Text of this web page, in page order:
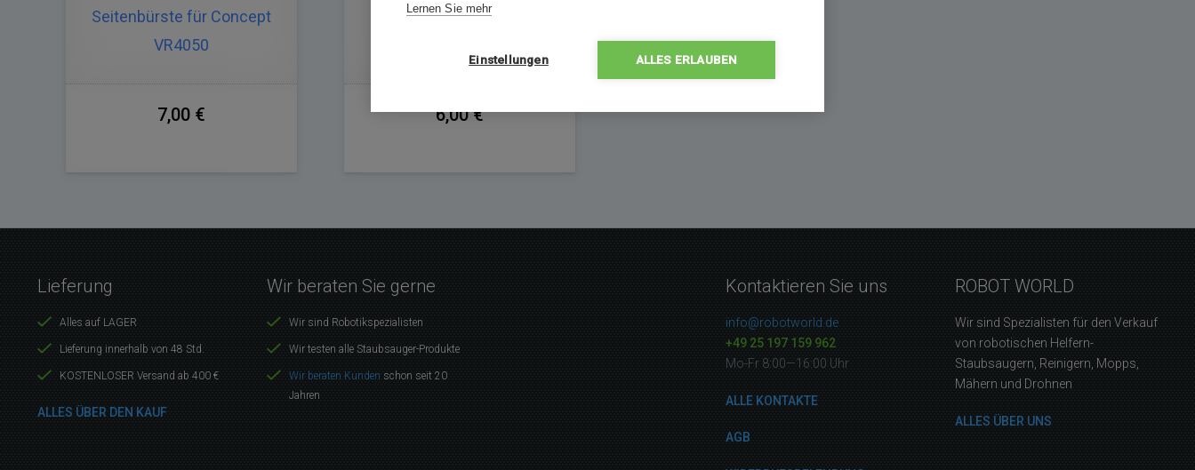
Seitenbürste für Concept
VR4050
7,00 €
Wischtuch für Concept
6,00 €
Lieferung
Alles auf LAGER
Lieferung innerhalb von 48 Std.
KOSTENLOSER Versand ab 400 €
ALLES ÜBER DEN KAUF
Wir beraten Sie gerne
Wir sind Robotikspezialisten
Wir testen alle Staubsauger-Produkte
Wir beraten Kunden schon seit 20
Jahren
Kontaktieren Sie uns
info@robotworld.de
+49 25 197 159 962
Mo-Fr 8:00—16:00 Uhr
ALLE KONTAKTE
AGB
ROBOT WORLD
Wir sind Spezialisten für den Verkauf
von robotischen Helfern-
Staubsaugern, Reinigern, Mopps,
Mähern und Drohnen
ALLES ÜBER UNS
Lernen Sie mehr
Einstellungen ALLES ERLAUBEN